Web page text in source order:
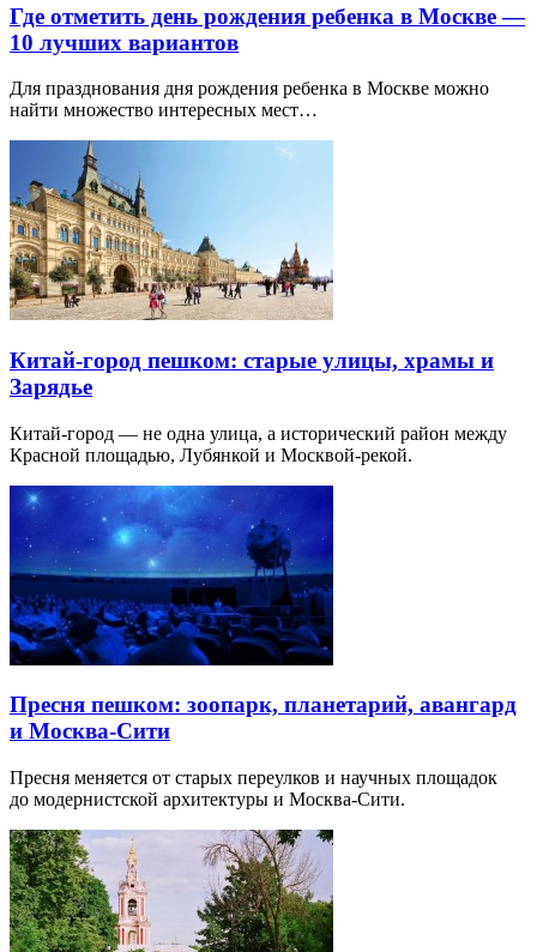
Где отметить день рождения ребенка в Москве —
10 лучших вариантов
Для празднования дня рождения ребенка в Москве можно
найти множество интересных мест…
Китай-город пешком: старые улицы, храмы и
Зарядье
Китай-город — не одна улица, а исторический район между
Красной площадью, Лубянкой и Москвой-рекой.
Пресня пешком: зоопарк, планетарий, авангард
и Москва-Сити
Пресня меняется от старых переулков и научных площадок
до модернистской архитектуры и Москва-Сити.